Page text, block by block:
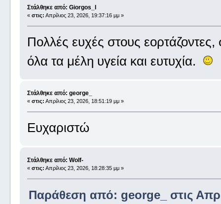
Στάλθηκε από: Giorgos_I
« στις: Απρίλιος 23, 2026, 19:37:16 μμ »
Πολλές ευχές στους
όλα τα μέλη υγεία και ευτυχία.
Στάλθηκε από: george_
« στις: Απρίλιος 23, 2026, 18:51:19 μμ »
Ευχαριστώ
Στάλθηκε από: Wolf-
« στις: Απρίλιος 23, 2026, 18:28:35 μμ »
Παράθεση από: george_ στις